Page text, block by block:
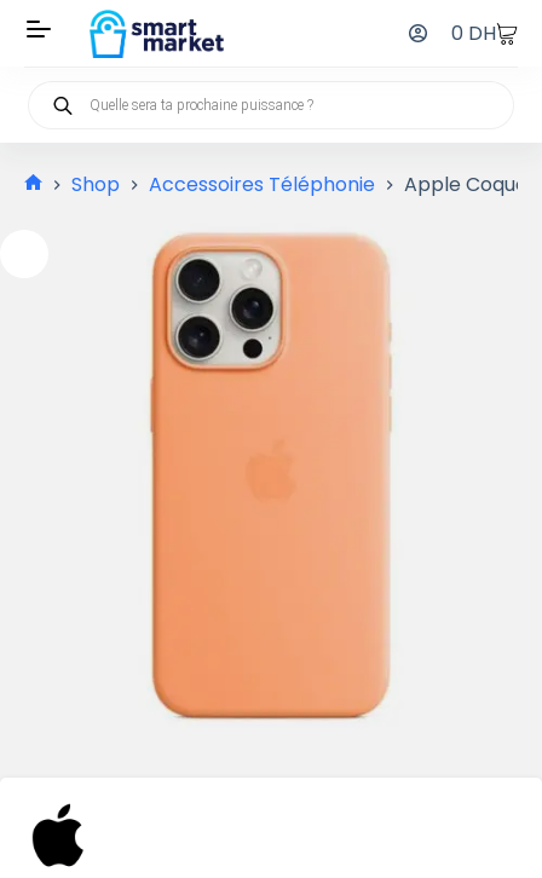
0 DH
Shop Accessoires Téléphonie Apple Coque